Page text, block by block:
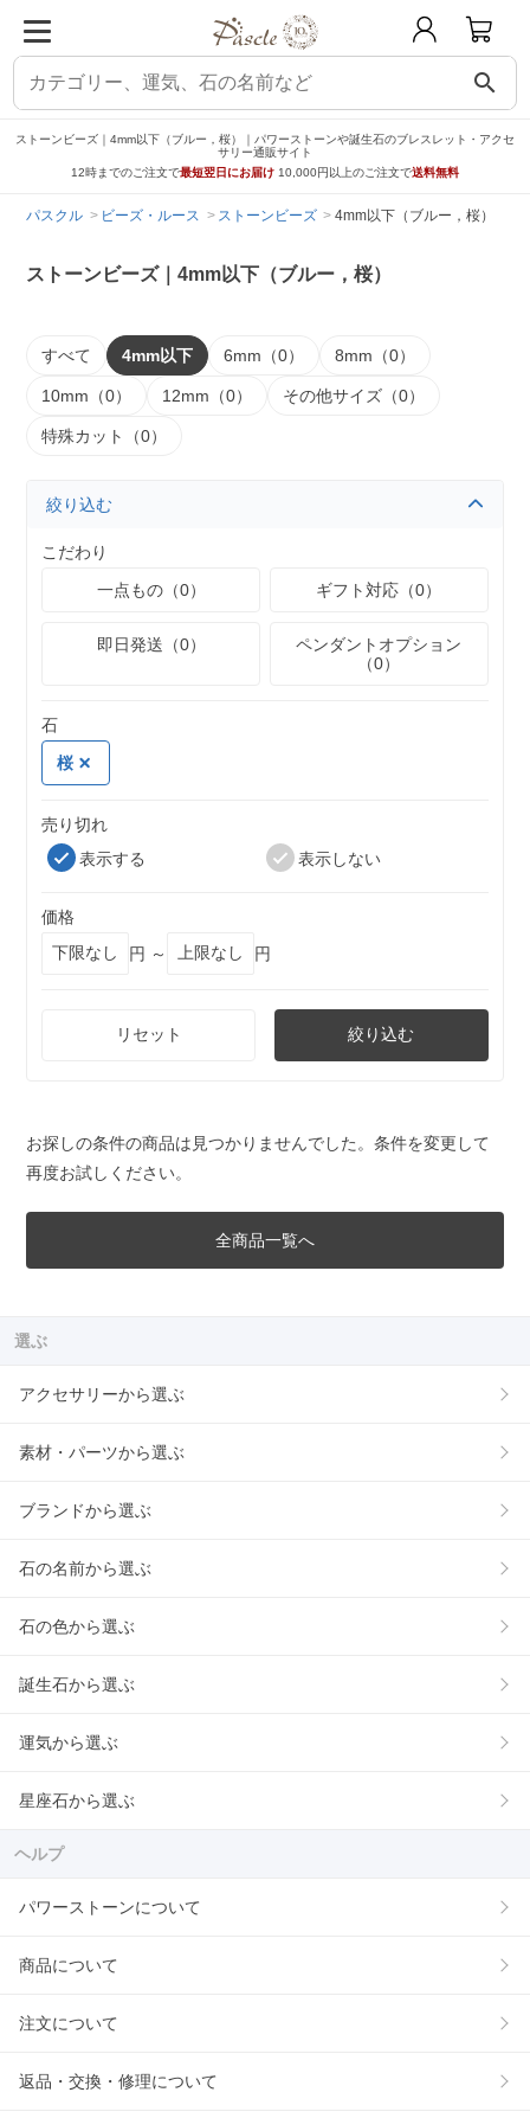
search
ストーンビーズ｜4mm以下（ブルー，桜）｜パワーストーンや誕生石のブレスレット・アクセ
サリー通販サイト
12時までのご注文で最短翌日にお届け 10,000円以上のご注文で送料無料
パスクル ビーズ・ルース ストーンビーズ 4mm以下（ブルー，桜）
ストーンビーズ｜4mm以下（ブルー，桜）
すべて 4mm以下 6mm（0） 8mm（0）
10mm（0） 12mm（0） その他サイズ（0）
特殊カット（0）
絞り込む
こだわり
一点もの（0）
ギフト対応（0）
即日発送（0）
ペンダントオプション
（0）
石
桜
売り切れ
表示する
表示しない
価格
円 ～
円
リセット 絞り込む
お探しの条件の商品は見つかりませんでした。条件を変更して
再度お試しください。
全商品一覧へ
選ぶ
アクセサリーから選ぶ
素材・パーツから選ぶ
ブランドから選ぶ
石の名前から選ぶ
石の色から選ぶ
誕生石から選ぶ
運気から選ぶ
星座石から選ぶ
ヘルプ
パワーストーンについて
商品について
注文について
返品・交換・修理について